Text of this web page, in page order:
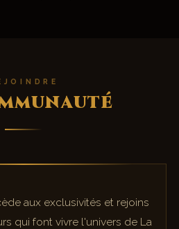
aux exclusivités et rejoins
qui font vivre l'univers de La